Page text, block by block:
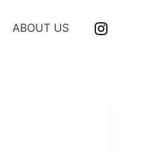
ABOUT US